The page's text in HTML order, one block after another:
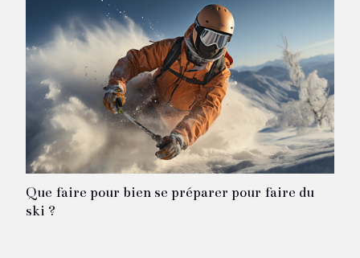
Que faire pour bien se préparer pour faire du
ski ?